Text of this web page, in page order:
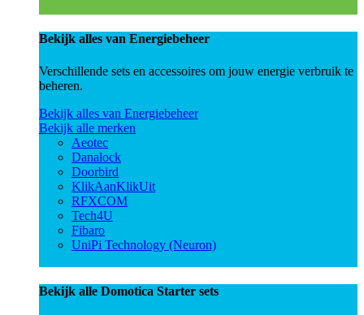
Bekijk alles van Energiebeheer
Verschillende sets en accessoires om jouw energie verbruik te
beheren.
Bekijk alles van Energiebeheer
Bekijk alle merken
Aeotec
Danalock
Doorbird
KlikAanKlikUit
RFXCOM
Tech4U
Fibaro
UniPi Technology (Neuron)
Bekijk alle Domotica Starter sets